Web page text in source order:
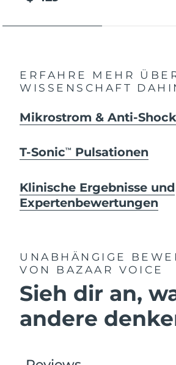
ERFAHRE MEHR
WISSENSCHAFT
Mikrostrom & Anti-
T-SonicTM Pulsationen
Klinische Ergebnisse und
Expertenbewertungen
UNABHÄNGIGE
VON BAZAAR VOICE
Sieh dir an,
andere